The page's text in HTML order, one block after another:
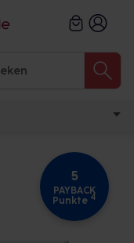
5
PAYBACK
Punkte 4